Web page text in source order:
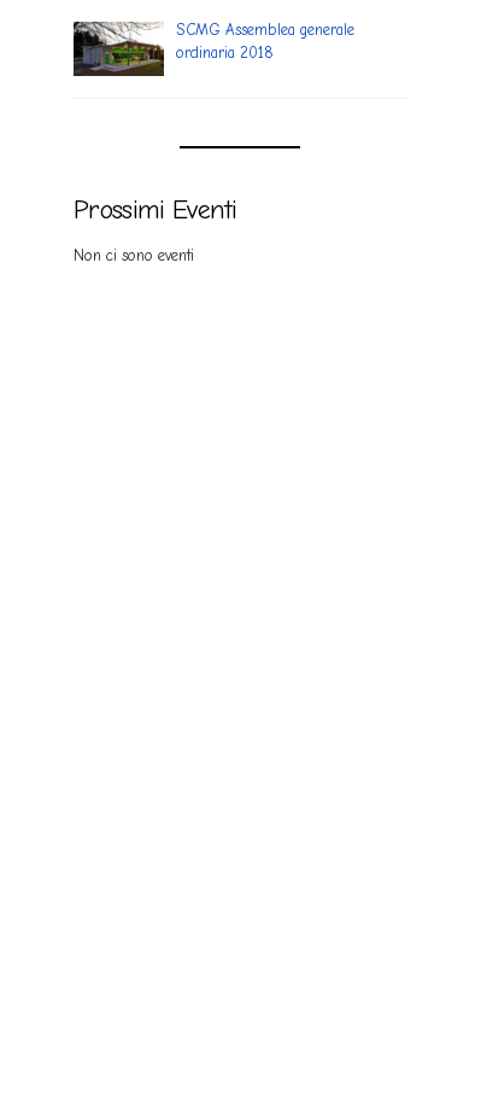
SCMG Assemblea generale
ordinaria 2018
Prossimi Eventi
Non ci sono eventi